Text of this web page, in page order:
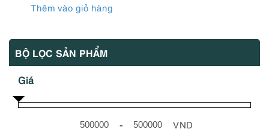
Thêm vào giỏ hàng
BỘ LỌC SẢN PHẨM
Giá
Minimum Price
-
Maximum Price
VND